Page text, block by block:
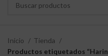
Inicio
Tienda
Productos etiquetados